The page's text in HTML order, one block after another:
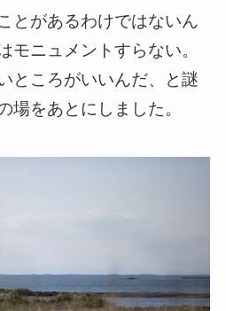
とがあるわけではないん
モニュメントすらない。
ところがいいんだ、と謎
場をあとにしました。